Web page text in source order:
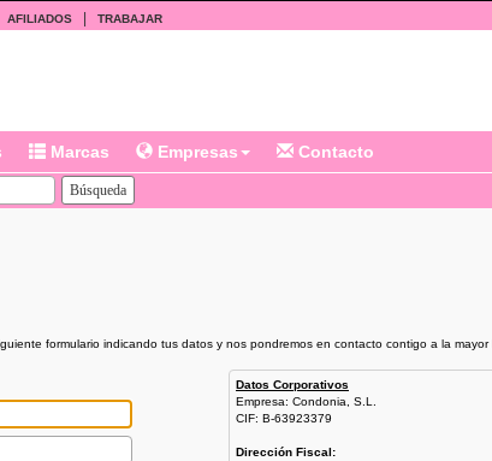
AFILIADOS TRABAJAR
Marcas Empresas Contacto
formulario indicando tus datos y nos pondremos en contacto contigo a la mayor
Datos Corporativos
Empresa: Condonia, S.L.
CIF: B-63923379
Dirección Fiscal: